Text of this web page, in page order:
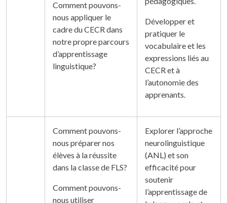
Comment pouvons-
nous appliquer le
cadre du CECR dans
notre propre parcours
d’apprentissage
linguistique?
Développer et
pratiquer le
vocabulaire et les
expressions liés au
CECR et à
l’autonomie des
apprenants.
Comment pouvons-
nous préparer nos
élèves à la réussite
dans la classe de FLS?
Comment pouvons-
nous utiliser
Explorer l’approche
neurolinguistique
(ANL) et son
efficacité pour
soutenir
l’apprentissage de